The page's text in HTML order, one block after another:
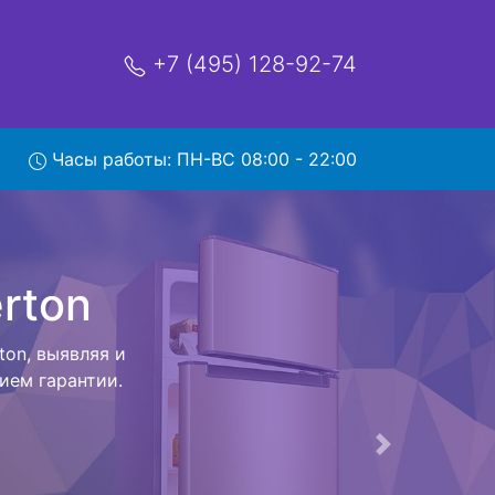
+7 (495) 128-92-74
Часы работы: ПН-ВС 08:00 - 22:00
и деньги на
и
внутри
закончит с
конечная
услуг от
и
Следующая